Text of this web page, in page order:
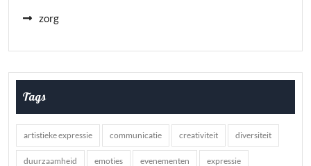
zorg
Tags
artistieke expressie communicatie creativiteit diversiteit
duurzaamheid emoties evenementen expressie